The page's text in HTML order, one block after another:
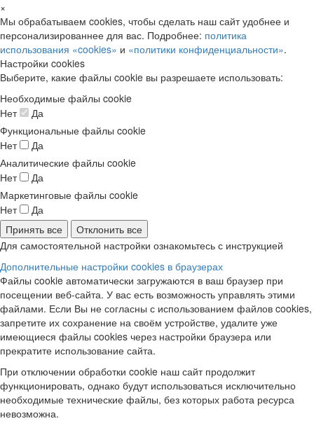
×
Мы обрабатываем cookies, чтобы сделать наш сайт удобнее и
персонализированнее для вас. Подробнее: политика
использования «cookies» и «политики конфиденциальности».
Настройки cookies
Выберите, какие файлы cookie вы разрешаете использовать:
Необходимые файлы cookie
Нет
Да
Функциональные файлы cookie
Нет
Да
Аналитические файлы cookie
Нет
Да
Маркетинговые файлы cookie
Нет
Да
Принять все
Отклонить все
Для самостоятельной настройки ознакомьтесь с инструкцией
Дополнительные настройки cookies в браузерах
Файлы cookie автоматически загружаются в ваш браузер при
посещении веб-сайта. У вас есть возможность управлять этими
файлами. Если Вы не согласны с использованием файлов cookies,
запретите их сохранение на своём устройстве, удалите уже
имеющиеся файлы cookies через настройки браузера или
прекратите использование сайта.
При отключении обработки cookie наш сайт продолжит
функционировать, однако будут использоваться исключительно
необходимые технические файлы, без которых работа ресурса
невозможна.